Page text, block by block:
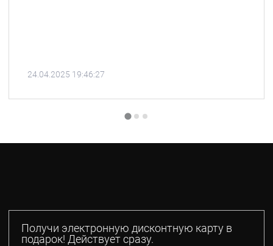
24.04.2025 19:46:27
Получи электронную дисконтную карту в
подарок! Действует сразу.